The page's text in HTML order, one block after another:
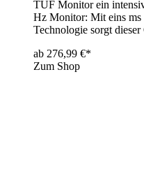
TUF Monitor ein
Hz Monitor: Mit eins
Technologie sorgt dieser
ab 276,99 €*
Zum Shop